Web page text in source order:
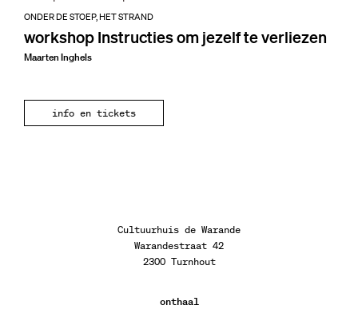
workshop Instructies om jezelf te verliezen
Maarten Inghels
ONDER DE STOEP, HET STRAND
info en tickets
Cultuurhuis de Warande
Warandestraat 42
2300 Turnhout
onthaal